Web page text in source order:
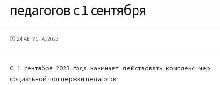
педагогов с 1 сентября
ДАТА
24 АВГУСТА, 2023
С 1 сентября 2023 года начинает действовать комплекс мер
социальной поддержки педагогов